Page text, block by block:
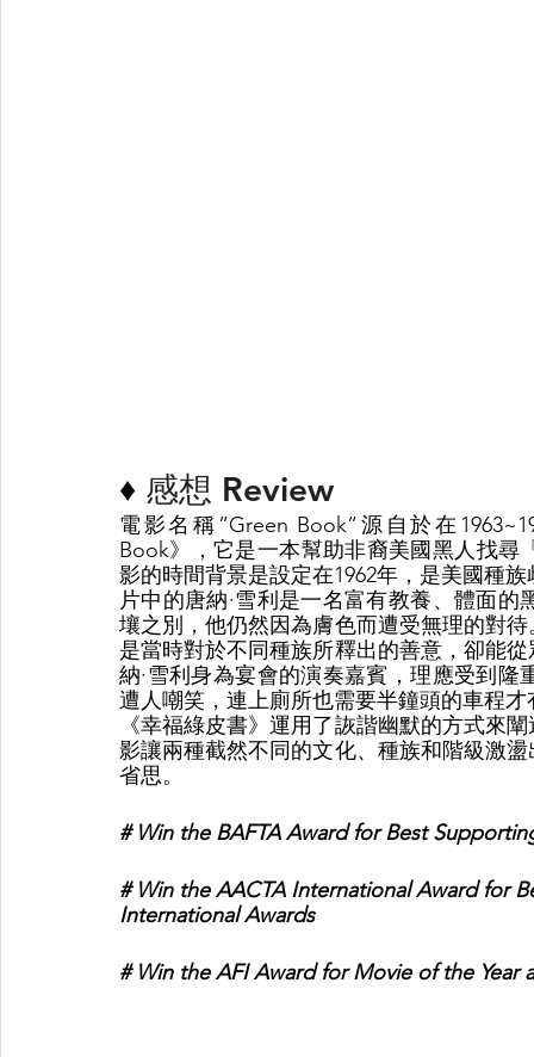
♦ 感想 Review
電影名稱”Green Book”源自於在
Book》，它是一本幫助非裔美國黑人找
影的時間背景是設定在1962年，是美國種
片中的唐納·雪利是一名富有教養、體面
壤之別，他仍然因為膚色而遭受無理的對
是當時對於不同種族所釋出的善意，卻能
納·雪利身為宴會的演奏嘉賓，理應受到
遭人嘲笑，連上廁所也需要半鐘頭的車程
《幸福綠皮書》運用了詼諧幽默的方式來
影讓兩種截然不同的文化、種族和階級激
省思。
# Win the BAFTA Award for Best
# Win the AACTA International Award for
International Awards
# Win the AFI Award for Movie of the Year